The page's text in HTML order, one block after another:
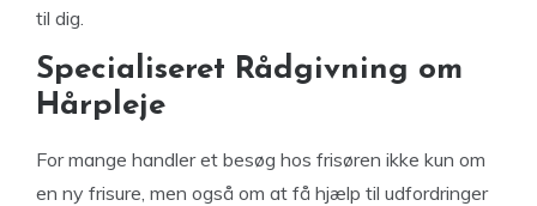
til dig.
Specialiseret Rådgivning om
Hårpleje
For mange handler et besøg hos frisøren ikke kun om
en ny frisure, men også om at få hjælp til udfordringer